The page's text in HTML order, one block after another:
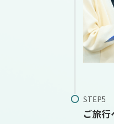
ご旅行